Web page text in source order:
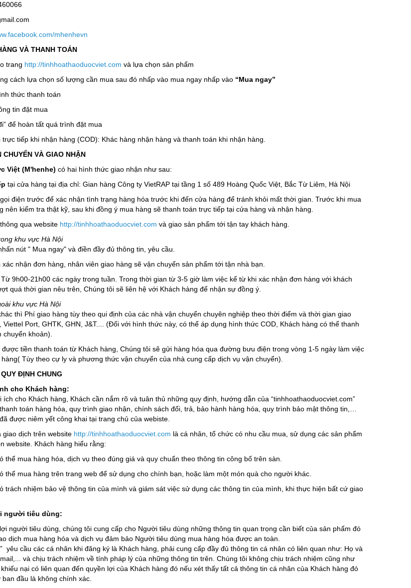
mhenhevn
VÀ THANH TOÁN
trang http://tinhhoathaoduocviet.com và lựa chọn sản phẩm
cách lựa chọn số lượng cần mua sau đó nhấp vào mua ngay nhấp vào “Mua ngay”
thức thanh toán
tin đặt mua
để hoàn tất quá trình đặt mua
tiếp khi nhận hàng (COD): Khác hàng nhận hàng và thanh toán khi nhận hàng.
CHUYỂN VÀ GIAO NHẬN
Việt (M'henhe) có hai hình thức giao nhận như sau:
tại cửa hàng tại địa chỉ: Gian hàng Công ty VietRAP tại tầng 1 số 489 Hoàng Quốc Việt, Bắc Từ Liêm, Hà Nội
điện trước để xác nhận tình trạng hàng hóa trước khi đến cửa hàng để tránh khỏi mất thời gian. Trước khi mua
nên kiểm tra thật kỹ, sau khi đồng ý mua hàng sẽ thanh toán trực tiếp tại cửa hàng và nhận hàng.
qua website http://tinhhoathaoduocviet.com và giao sản phẩm tới tận tay khách hàng.
khu vực Hà Nội
nút " Mua ngay" và điền đầy đủ thông tin, yêu cầu.
xác nhận đơn hàng, nhân viên giao hàng sẽ vận chuyển sản phẩm tới tận nhà bạn.
9h00-21h00 các ngày trong tuần. Trong thời gian từ 3-5 giờ làm việc kể từ khi xác nhận đơn hàng với khách
quá thời gian nêu trên, Chúng tôi sẽ liên hệ với Khách hàng để nhận sự đồng ý.
khu vực Hà Nội
thì Phí giao hàng tùy theo qui định của các nhà vận chuyển chuyên nghiệp theo thời điểm và thời gian giao
Viettel Port, GHTK, GHN, J&T.... (Đối với hình thức này, có thể áp dụng hình thức COD, Khách hàng có thể thanh
chuyển khoản).
tiền thanh toán từ Khách hàng, Chúng tôi sẽ gửi hàng hóa qua đường bưu điện trong vòng 1-5 ngày làm việc
Tùy theo cự ly và phương thức vận chuyển của nhà cung cấp dịch vụ vận chuyển).
ĐỊNH CHUNG
cho Khách hàng:
cho Khách hàng, Khách cần nắm rõ và tuân thủ những quy định, hướng dẫn của “tinhhoathaoduocviet.com”
toán hàng hóa, quy trình giao nhận, chính sách đổi, trả, bảo hành hàng hóa, quy trình bảo mật thông tin,…
được niêm yết công khai tại trang chủ của webiste.
giao dịch trên website http://tinhhoathaoduocviet.com là cá nhân, tổ chức có nhu cầu mua, sử dụng các sản phẩm
website. Khách hàng hiểu rằng:
mua hàng hóa, dịch vụ theo đúng giá và quy chuẩn theo thông tin công bố trên sàn.
mua hàng trên trang web để sử dụng cho chính bạn, hoặc làm một món quà cho người khác.
nhiệm bảo vệ thông tin của mình và giám sát việc sử dụng các thông tin của mình, khi thực hiện bất cứ giao
người tiêu dùng:
người tiêu dùng, chúng tôi cung cấp cho Người tiêu dùng những thông tin quan trọng cần biết của sản phẩm đó
dịch mua hàng hóa và dịch vụ đảm bảo Người tiêu dùng mua hàng hóa được an toàn.
yêu cầu các cá nhân khi đăng ký là Khách hàng, phải cung cấp đầy đủ thông tin cá nhân có liên quan như: Họ và
và chịu trách nhiệm về tính pháp lý của những thông tin trên. Chúng tôi không chịu trách nhiệm cũng như
nại có liên quan đến quyền lợi của Khách hàng đó nếu xét thấy tất cả thông tin cá nhân của Khách hàng đó
đầu là không chính xác.